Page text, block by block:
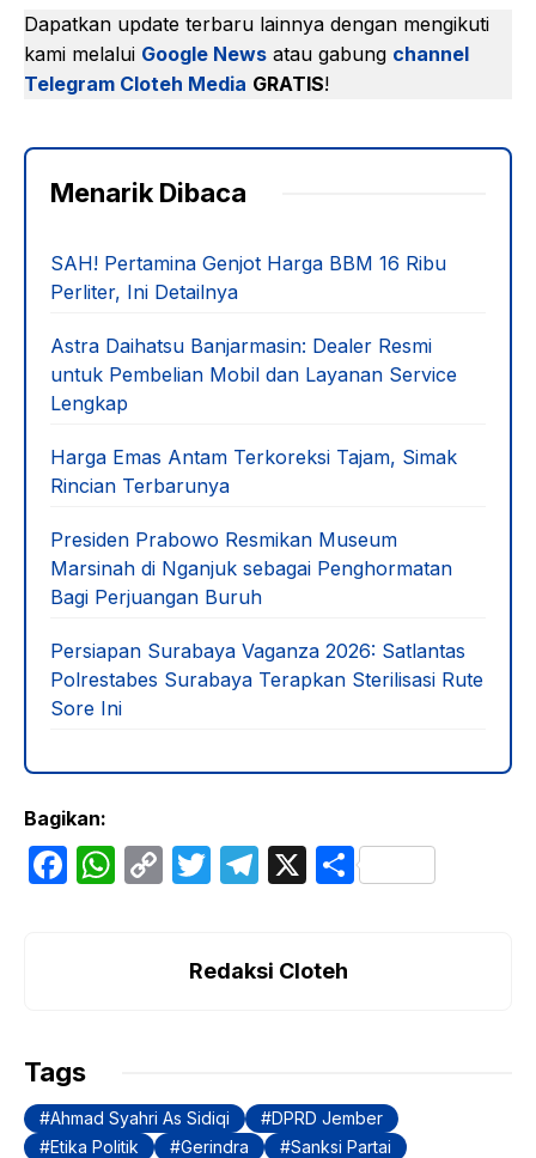
Dapatkan update terbaru lainnya dengan mengikuti
kami melalui Google News atau gabung channel
Telegram Cloteh Media GRATIS!
Menarik Dibaca
SAH! Pertamina Genjot Harga BBM 16 Ribu
Perliter, Ini Detailnya
Astra Daihatsu Banjarmasin: Dealer Resmi
untuk Pembelian Mobil dan Layanan Service
Lengkap
Harga Emas Antam Terkoreksi Tajam, Simak
Rincian Terbarunya
Presiden Prabowo Resmikan Museum
Marsinah di Nganjuk sebagai Penghormatan
Bagi Perjuangan Buruh
Persiapan Surabaya Vaganza 2026: Satlantas
Polrestabes Surabaya Terapkan Sterilisasi Rute
Sore Ini
Bagikan:
F
o
o
k
W
p
C
k
T
er
T
gr
X S
Redaksi Cloteh
Tags
Ahmad Syahri As Sidiqi
DPRD Jember
Etika Politik
Gerindra Sanksi Partai